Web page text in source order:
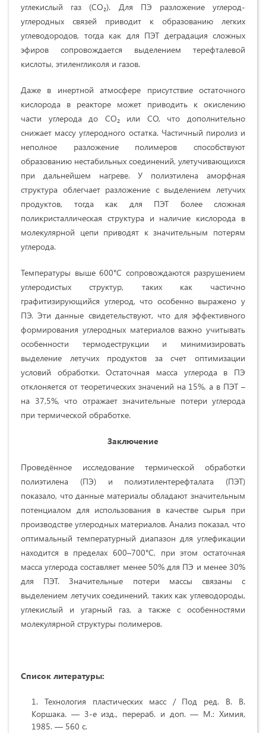
углекислый газ (CO₂). Для ПЭ разложение углерод-
углеродных связей приводит к образованию легких
углеводородов, тогда как для ПЭТ деградация сложных
эфиров сопровождается выделением терефталевой
кислоты, этиленгликоля и газов.
Даже в инертной атмосфере присутствие остаточного
кислорода в реакторе может приводить к окислению
части углерода до CO₂ или CO, что дополнительно
снижает массу углеродного остатка. Частичный пиролиз и
неполное разложение полимеров способствуют
образованию нестабильных соединений, улетучивающихся
при дальнейшем нагреве. У полиэтилена аморфная
структура облегчает разложение с выделением летучих
продуктов, тогда как для ПЭТ более сложная
поликристаллическая структура и наличие кислорода в
молекулярной цепи приводят к значительным потерям
углерода.
Температуры выше 600°C сопровождаются разрушением
углеродистых структур, таких как частично
графитизирующийся углерод, что особенно выражено у
ПЭ. Эти данные свидетельствуют, что для эффективного
формирования углеродных материалов важно учитывать
особенности термодеструкции и минимизировать
выделение летучих продуктов за счет оптимизации
условий обработки. Остаточная масса углерода в ПЭ
отклоняется от теоретических значений на 15%, а в ПЭТ –
на 37,5%, что отражает значительные потери углерода
при термической обработке.
Заключение
Проведённое исследование термической обработки
полиэтилена (ПЭ) и полиэтилентерефталата (ПЭТ)
показало, что данные материалы обладают значительным
потенциалом для использования в качестве сырья при
производстве углеродных материалов. Анализ показал, что
оптимальный температурный диапазон для углефикации
находится в пределах 600–700°C, при этом остаточная
масса углерода составляет менее 50% для ПЭ и менее 30%
для ПЭТ. Значительные потери массы связаны с
выделением летучих соединений, таких как углеводороды,
углекислый и угарный газ, а также с особенностями
молекулярной структуры полимеров.
Список литературы:
Технология пластических масс / Под ред. В. В.
Коршака. — 3-е изд., перераб. и доп. — М.: Химия,
1985. — 560 с.